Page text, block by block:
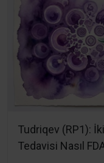
Tudriqev (RP1):
Tedavisi Nasıl